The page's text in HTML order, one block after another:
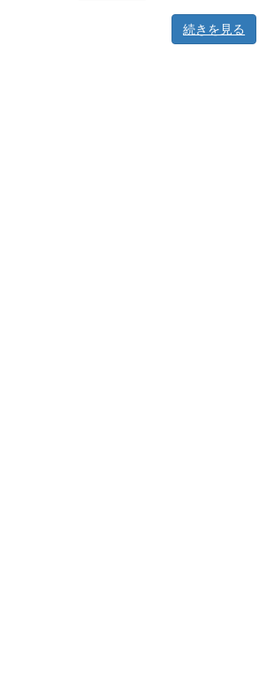
続きを見る